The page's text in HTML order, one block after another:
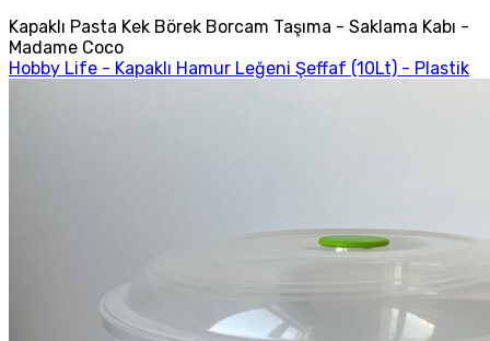
Kapaklı Pasta Kek Börek Borcam Taşıma - Saklama Kabı -
Madame Coco
Hobby Life - Kapaklı Hamur Leğeni Şeffaf (10Lt) - Plastik